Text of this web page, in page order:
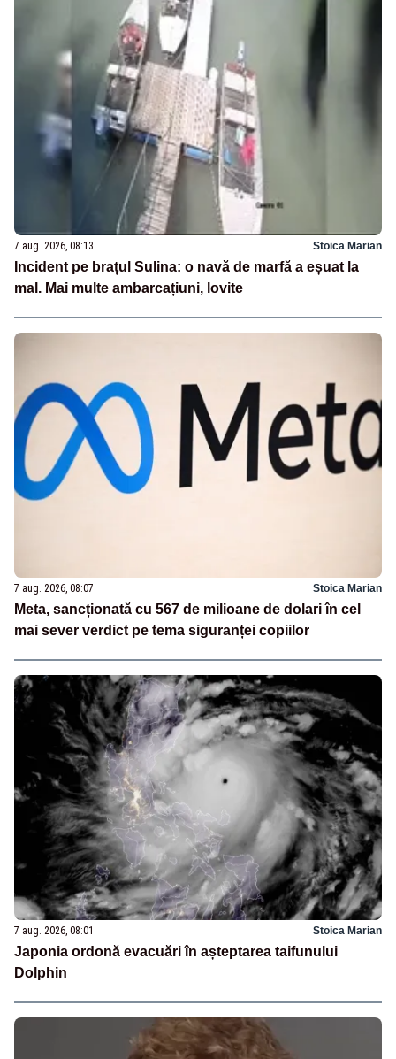
7 aug. 2026, 08:13 Stoica Marian
Incident pe brațul Sulina: o navă de marfă a eșuat la
mal. Mai multe ambarcațiuni, lovite
7 aug. 2026, 08:07 Stoica Marian
Meta, sancționată cu 567 de milioane de dolari în cel
mai sever verdict pe tema siguranței copiilor
7 aug. 2026, 08:01 Stoica Marian
Japonia ordonă evacuări în așteptarea taifunului
Dolphin